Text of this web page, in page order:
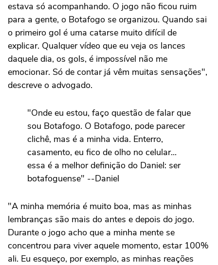
estava só acompanhando. O jogo não ficou ruim
para a gente, o Botafogo se organizou. Quando sai
o primeiro gol é uma catarse muito difícil de
explicar. Qualquer vídeo que eu veja os lances
daquele dia, os gols, é impossível não me
emocionar. Só de contar já vêm muitas sensações",
descreve o advogado.
"Onde eu estou, faço questão de falar que
sou Botafogo. O Botafogo, pode parecer
clichê, mas é a minha vida. Enterro,
casamento, eu fico de olho no celular...
essa é a melhor definição do Daniel: ser
botafoguense" --Daniel
"A minha memória é muito boa, mas as minhas
lembranças são mais do antes e depois do jogo.
Durante o jogo acho que a minha mente se
concentrou para viver aquele momento, estar 100%
ali. Eu esqueço, por exemplo, as minhas reações